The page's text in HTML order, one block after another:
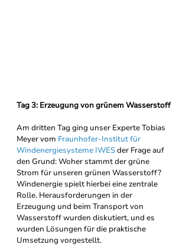
Tag 3: Erzeugung von grünem Wasserstoff
Am dritten Tag ging unser Experte Tobias
Meyer vom Fraunhofer-Institut für
Windenergiesysteme IWES der Frage auf
den Grund: Woher stammt der grüne
Strom für unseren grünen Wasserstoff?
Windenergie spielt hierbei eine zentrale
Rolle. Herausforderungen in der
Erzeugung und beim Transport von
Wasserstoff wurden diskutiert, und es
wurden Lösungen für die praktische
Umsetzung vorgestellt.